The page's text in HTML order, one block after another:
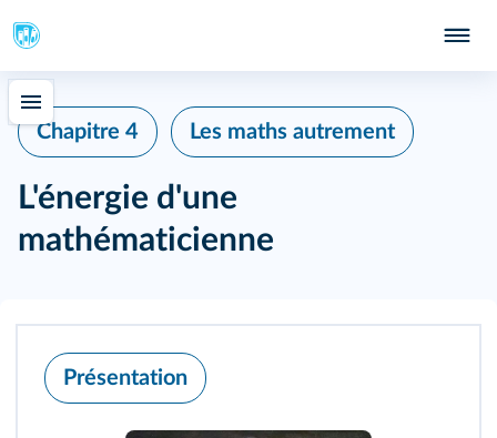
Chapitre 4 Les maths autrement
L'énergie d'une
mathématicienne
Présentation